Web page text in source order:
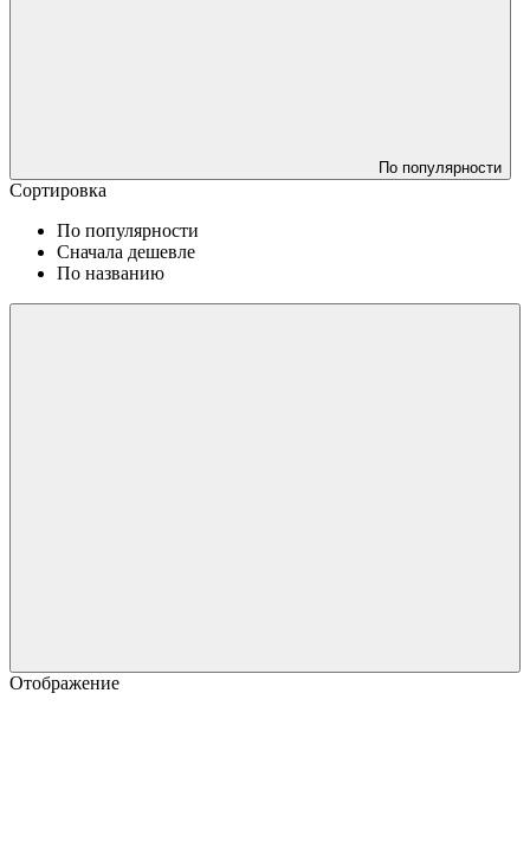
По популярности
Сортировка
По популярности
Сначала дешевле
По названию
Отображение